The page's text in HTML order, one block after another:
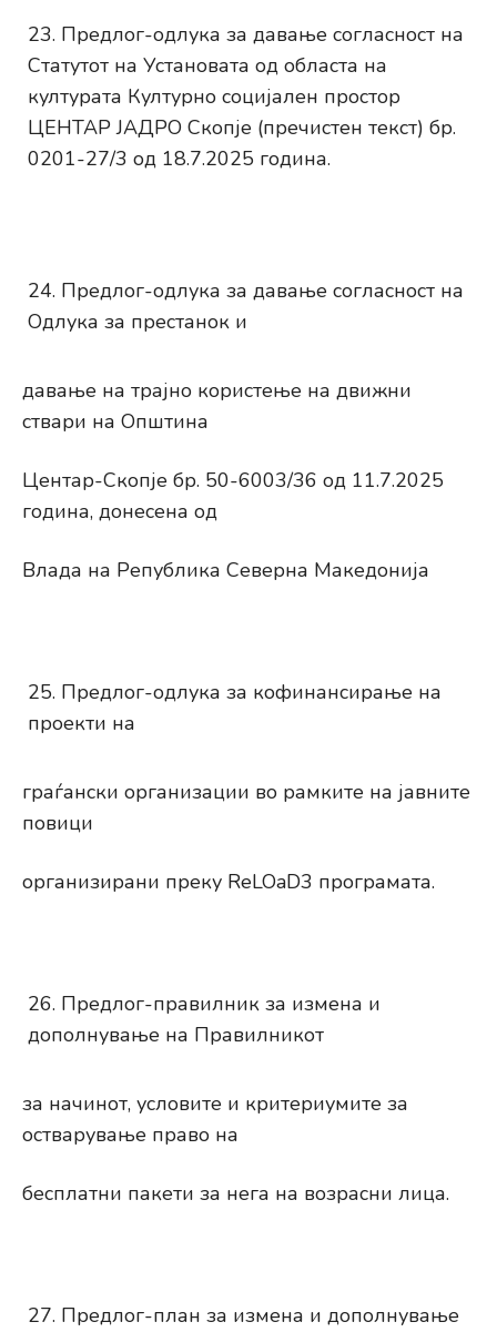
Предлог-одлука за давање согласност на
Статутот на Установата од областа на
културата Културно социјален простор
ЦЕНТАР ЈАДРО Скопје (пречистен текст) бр.
0201-27/3 од 18.7.2025 година.
Предлог-одлука за давање согласност на
Одлука за престанок и
давање на трајно користење на движни
ствари на Општина
Центар-Скопје бр. 50-6003/36 од 11.7.2025
година, донесена од
Влада на Република Северна Македонија
Предлог-одлука за кофинансирање на
проекти на
граѓански организации во рамките на јавните
повици
организирани преку ReLOaD3 програмата.
Предлог-правилник за измена и
дополнување на Правилникот
за начинот, условите и критериумите за
остварување право на
бесплатни пакети за нега на возрасни лица.
Предлог-план за измена и дополнување